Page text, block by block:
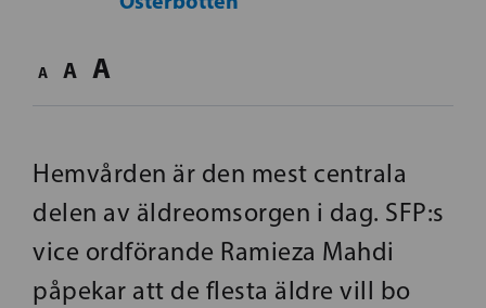
A A A
Hemvården är den mest centrala
delen av äldreomsorgen i dag. SFP:s
vice ordförande Ramieza Mahdi
påpekar att de flesta äldre vill bo